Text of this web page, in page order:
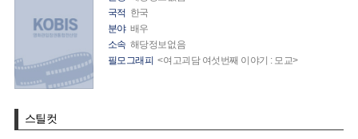
국적 한국
분야 배우
소속 해당정보없음
필모그래피 <여고괴담 여섯번째 이야기 : 모교>
스틸컷